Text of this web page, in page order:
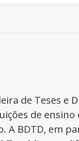
de Teses e
de
A BDTD, em